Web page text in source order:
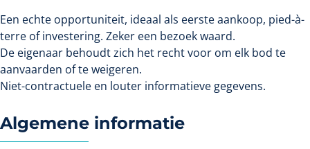
Een echte opportuniteit, ideaal als eerste aankoop, pied-à-
terre of investering. Zeker een bezoek waard.
De eigenaar behoudt zich het recht voor om elk bod te
aanvaarden of te weigeren.
Niet-contractuele en louter informatieve gegevens.
Algemene informatie